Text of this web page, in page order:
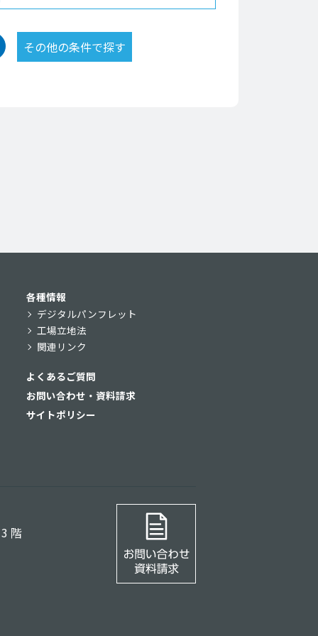
各種情報
デジタルパンフレット
工場立地法
関連リンク
よくあるご質問
お問い合わせ・資料請求
サイトポリシー
階